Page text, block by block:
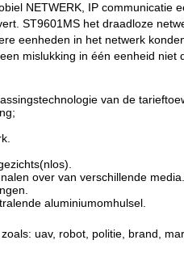
NETWERK, IP
ST9601MS het draadloze
eenheden in het netwerk
mislukking in één eenheid
van de
over van verschillende media.
aluminiumomhulsel.
uav, robot, politie, brand,